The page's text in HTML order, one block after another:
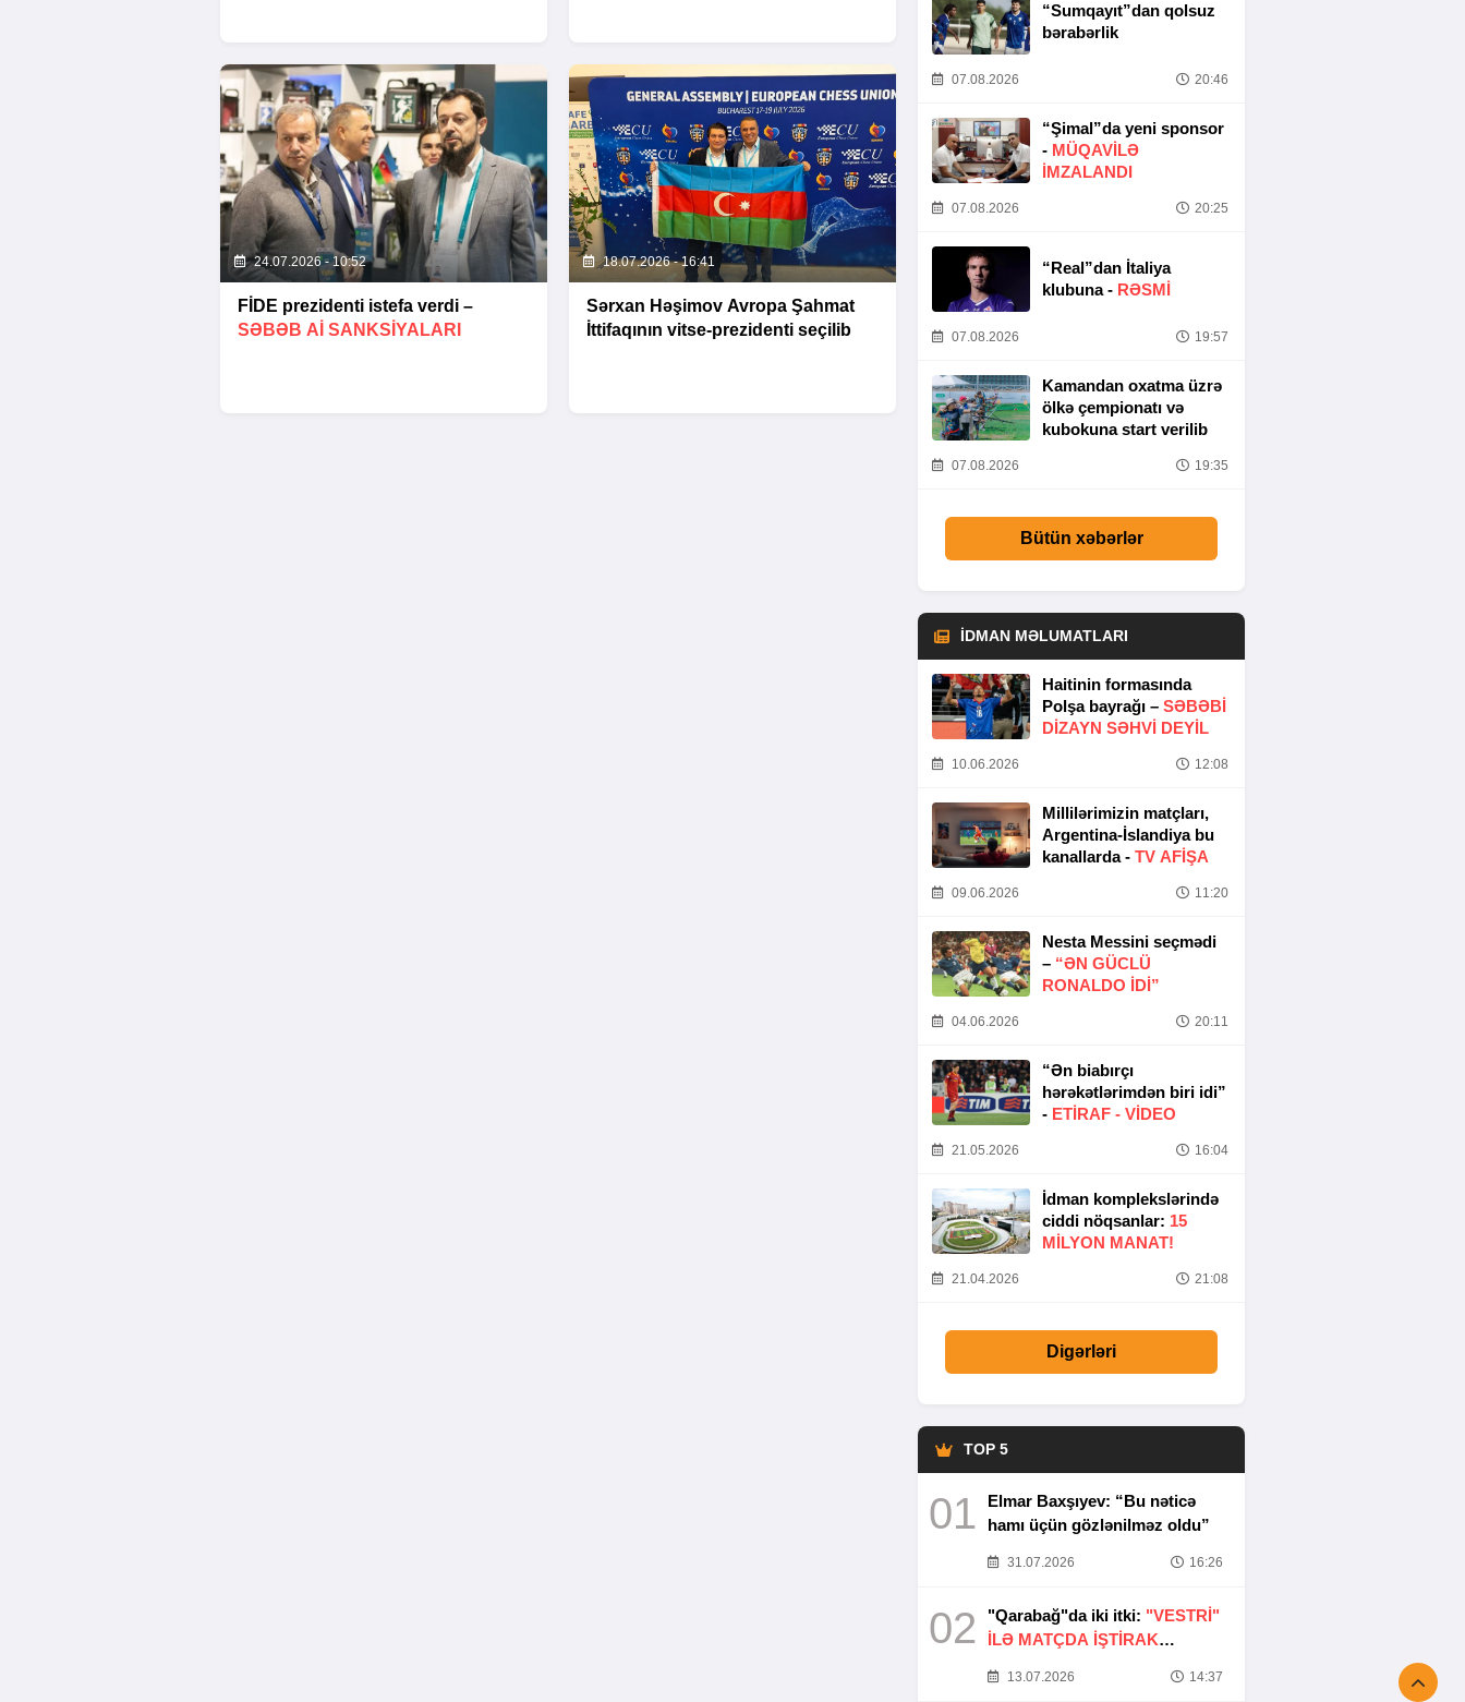
24.07.2026 - 10:52
FİDE prezidenti istefa verdi –
SƏBƏB Aİ SANKSIYALARI
18.07.2026 - 16:41
Sərxan Həşimov Avropa Şahmat
İttifaqının vitse-prezidenti seçilib
“Sumqayıt”dan qolsuz
bərabərlik
07.08.2026 20:46
“Şimal”da yeni sponsor
- MÜQAVİLƏ
İMZALANDI
07.08.2026 20:25
“Real”dan İtaliya
klubuna - RƏSMİ
07.08.2026 19:57
Kamandan oxatma üzrə
ölkə çempionatı və
kubokuna start verilib
07.08.2026 19:35
Bütün xəbərlər
İDMAN MƏLUMATLARI
Haitinin formasında
Polşa bayrağı – SƏBƏBI
DIZAYN SƏHVI DEYIL
10.06.2026 12:08
Millilərimizin matçları,
Argentina-İslandiya bu
kanallarda - TV AFİŞA
09.06.2026 11:20
Nesta Messini seçmədi
– “ƏN GÜCLÜ
RONALDO IDI”
04.06.2026 20:11
“Ən biabırçı
hərəkətlərimdən biri idi”
- ETIRAF - VİDEO
21.05.2026 16:04
İdman komplekslərində
ciddi nöqsanlar: 15
MILYON MANAT!
21.04.2026 21:08
Digərləri
TOP 5
01
Elmar Baxşıyev: “Bu nəticə
hamı üçün gözlənilməz oldu”
31.07.2026 16:26
02 "Qarabağ"da iki itki: "VESTRİ"
İLƏ MATÇDA İŞTİRAK
13.07.2026 14:37